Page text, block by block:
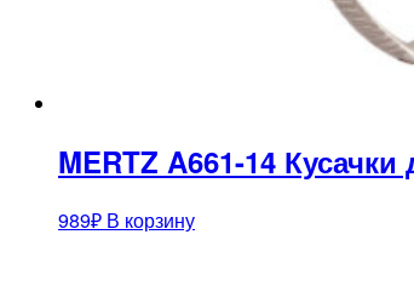
MERTZ A661-14
989₽ В корзину